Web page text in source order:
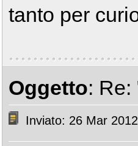
tanto per
Oggetto:
Inviato: 26 Mar